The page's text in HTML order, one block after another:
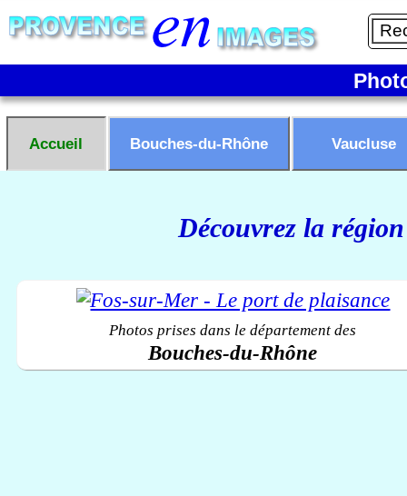
Accueil Bouches-du-Rhône Vaucluse
Découvrez la
Photos prises dans le département des
Bouches-du-Rhône